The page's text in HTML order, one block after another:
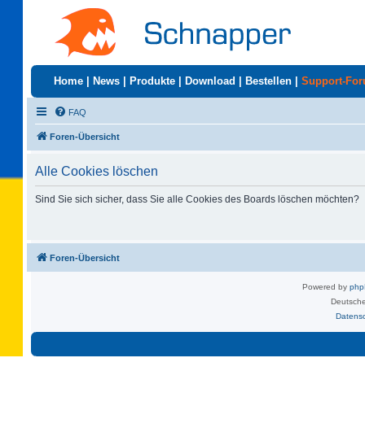
Home News Produkte Download Bestellen Support-
FAQ
Foren-Übersicht
Alle Cookies löschen
Sind Sie sich sicher, dass Sie alle Cookies des Boards löschen möchten?
Foren-Übersicht
Powered by